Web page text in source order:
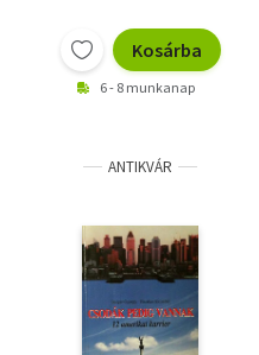
Kosárba
6 - 8 munkanap
ANTIKVÁR